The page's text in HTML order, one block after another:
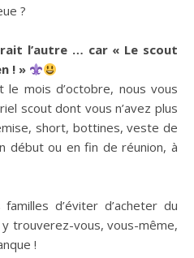
?
l’autre … car « Le scout
! »
le mois d’octobre, nous vous
scout dont vous n’avez plus
short, bottines, veste de
début ou en fin de réunion, à
d’éviter d’acheter du
trouverez-vous, vous-même,
!